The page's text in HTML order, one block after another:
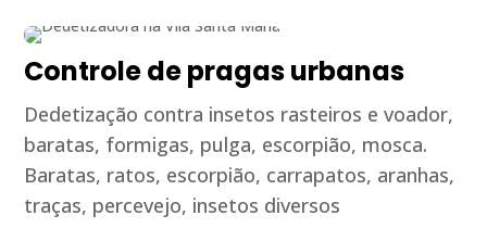
Controle de pragas urbanas
Dedetização contra insetos rasteiros e voador,
baratas, formigas, pulga, escorpião, mosca.
Baratas, ratos, escorpião, carrapatos, aranhas,
traças, percevejo, insetos diversos